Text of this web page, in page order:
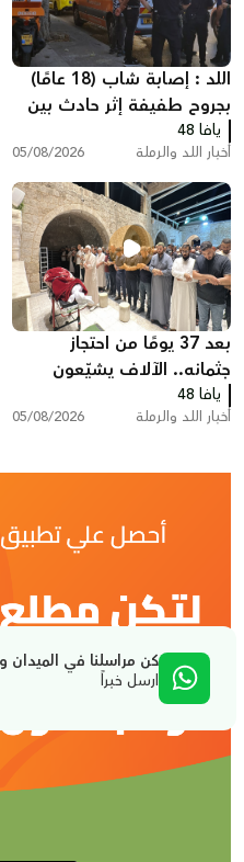
كن مراسلنا في الميدان
ارسل خبراً
اللد : إصابة شاب (18 عامًا)
بجروح طفيفة إثر حادث بين
مركبة وشاحنة سحب
يافا 48
أخبار اللد والرملة 05/08/2026
بعد 37 يومًا من احتجاز
جثمانه.. الآلاف يشيّعون
المغدور سامي أحمد
جعصوص في اللد
يافا 48
أخبار اللد والرملة 05/08/2026